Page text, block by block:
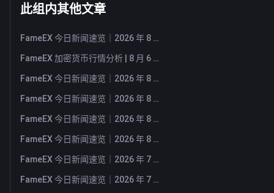
此组内其他文章
FameEX 今日新闻速览｜2026 年 8 月 7 日
FameEX 加密货币行情分析 | 8 月 6 日, 2026
FameEX 今日新闻速览｜2026 年 8 月 6 日
FameEX 今日新闻速览｜2026 年 8 月 5 日
FameEX 今日新闻速览｜2026 年 8 月 4 日
FameEX 今日新闻速览｜2026 年 8 月 3 日
FameEX 今日新闻速览｜2026 年 7 月 31 日
FameEX 今日新闻速览｜2026 年 7 月 30 日